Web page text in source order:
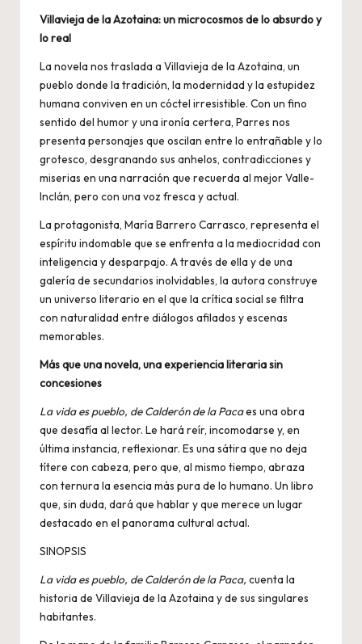
Villavieja de la Azotaina: un microcosmos de lo absurdo y
lo real
La novela nos traslada a Villavieja de la Azotaina, un
pueblo donde la tradición, la modernidad y la estupidez
humana conviven en un cóctel irresistible. Con un fino
sentido del humor y una ironía certera, Parres nos
presenta personajes que oscilan entre lo entrañable y lo
grotesco, desgranando sus anhelos, contradicciones y
miserias en una narración que recuerda al mejor Valle-
Inclán, pero con una voz fresca y actual.
La protagonista, María Barrero Carrasco, representa el
espíritu indomable que se enfrenta a la mediocridad con
inteligencia y desparpajo. A través de ella y de una
galería de secundarios inolvidables, la autora construye
un universo literario en el que la crítica social se filtra
con naturalidad entre diálogos afilados y escenas
memorables.
Más que una novela, una experiencia literaria sin
concesiones
La vida es pueblo, de Calderón de la Pacaes una obra
que desafía al lector. Le hará reír, incomodarse y, en
última instancia, reflexionar. Es una sátira que no deja
títere con cabeza, pero que, al mismo tiempo, abraza
con ternura la esencia más pura de lo humano. Un libro
que, sin duda, dará que hablar y que merece un lugar
destacado en el panorama cultural actual.
SINOPSIS
La vida es pueblo, de Calderón de la Paca, cuenta la
historia de Villavieja de la Azotaina y de sus singulares
habitantes.